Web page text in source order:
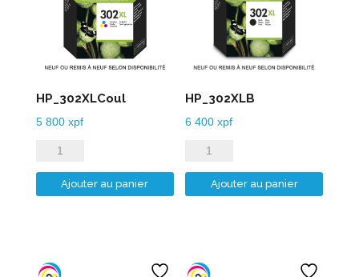
HP_302XLCoul
5 800 xpf
quantité
de
HP_302XLCoul
Ajouter au panier
HP_302XLB
6 400xpf
quantité
de
HP_302XLB
Ajouter au panier